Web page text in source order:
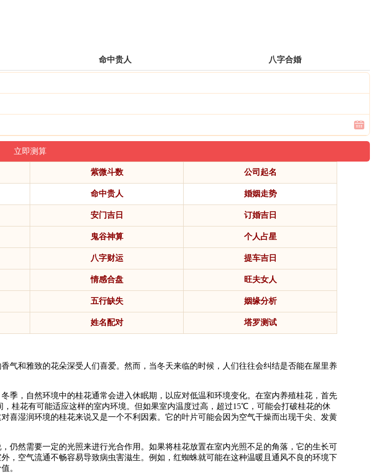
命中贵人 八字合婚
紫微斗数 公司起名
命中贵人 婚姻走势
安门吉日 订婚吉日
鬼谷神算 个人占星
八字财运 提车吉日
情感合盘 旺夫女人
五行缺失 姻缘分析
姓名配对 塔罗测试
气和雅致的花朵深受人们喜爱。然而，当冬天来临的时候，人们往往会纠结是否能在屋里养
季，自然环境中的桂花通常会进入休眠期，以应对低温和环境变化。在室内养殖桂花，首先
桂花有可能适应这样的室内环境。但如果室内温度过高，超过15℃，可能会打破桂花的休
喜湿润环境的桂花来说又是一个不利因素。它的叶片可能会因为空气干燥而出现干尖、发黄
仍然需要一定的光照来进行光合作用。如果将桂花放置在室内光照不足的角落，它的生长可
，空气流通不畅容易导致病虫害滋生。例如，红蜘蛛就可能在这种温暖且通风不良的环境下
。